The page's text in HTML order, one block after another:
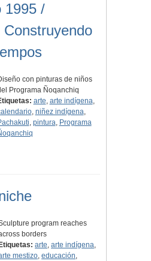
1995 /
Construyendo
con pinturas de niños
Programa Ñoqanchiq
arte, arte indígena,
, niñez indígena,
, pintura, Programa
program reaches
borders
Etiquetas: arte,arte indígena,
mestizo,educación,